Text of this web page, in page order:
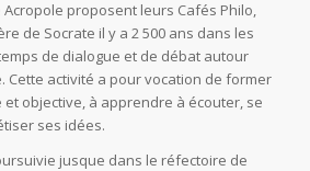
Acropole proposent leurs Cafés Philo,
de Socrate il y a 2 500 ans dans les
de dialogue et de débat autour
Cette activité a pour vocation de former
objective, à apprendre à écouter, se
ses idées.
jusque dans le réfectoire de